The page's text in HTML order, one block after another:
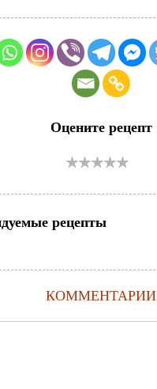
Оцените рецепт
рецепты
КОММЕНТАРИИ